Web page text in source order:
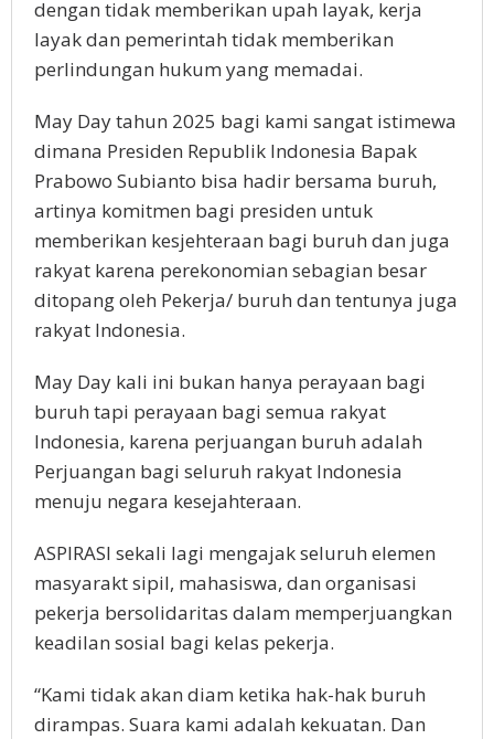
dengan tidak memberikan upah layak, kerja
layak dan pemerintah tidak memberikan
perlindungan hukum yang memadai.
May Day tahun 2025 bagi kami sangat istimewa
dimana Presiden Republik Indonesia Bapak
Prabowo Subianto bisa hadir bersama buruh,
artinya komitmen bagi presiden untuk
memberikan kesjehteraan bagi buruh dan juga
rakyat karena perekonomian sebagian besar
ditopang oleh Pekerja/ buruh dan tentunya juga
rakyat Indonesia.
May Day kali ini bukan hanya perayaan bagi
buruh tapi perayaan bagi semua rakyat
Indonesia, karena perjuangan buruh adalah
Perjuangan bagi seluruh rakyat Indonesia
menuju negara kesejahteraan.
ASPIRASI sekali lagi mengajak seluruh elemen
masyarakt sipil, mahasiswa, dan organisasi
pekerja bersolidaritas dalam memperjuangkan
keadilan sosial bagi kelas pekerja.
“Kami tidak akan diam ketika hak-hak buruh
dirampas. Suara kami adalah kekuatan. Dan